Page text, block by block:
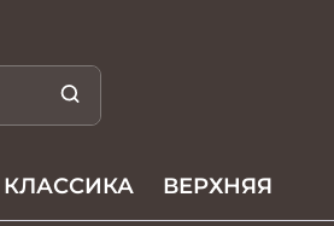
КЛАССИКА ВЕРХНЯЯ